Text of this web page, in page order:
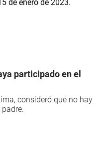
participado en el
consideró que no hay